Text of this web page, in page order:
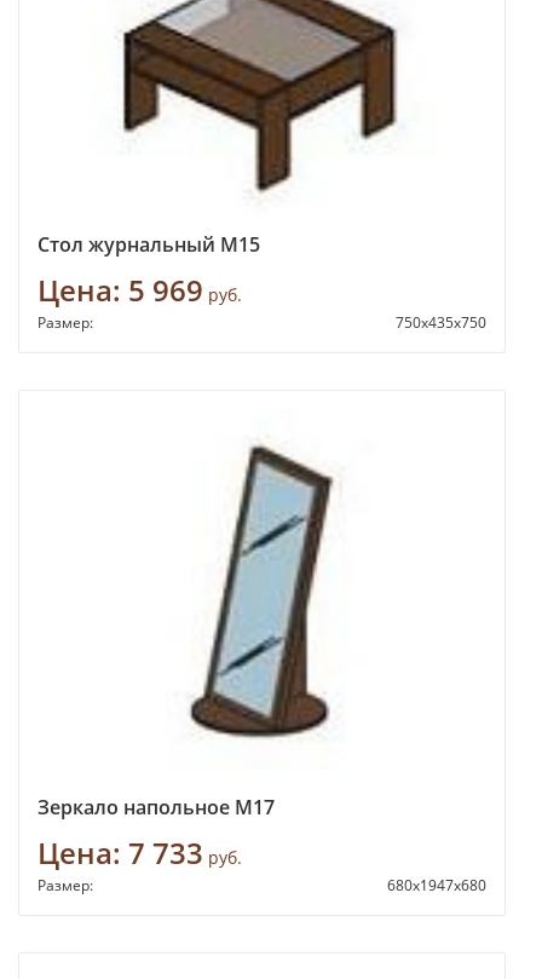
Стол журнальный М15
Цена: 5 969 руб.
Размер: 750х435х750
Зеркало напольное М17
Цена: 7 733 руб.
Размер: 680х1947х680